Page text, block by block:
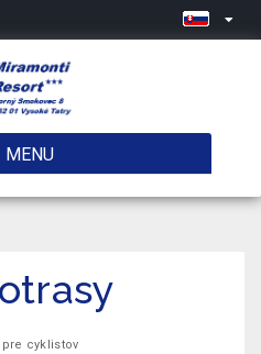
MENU
pre cyklistov